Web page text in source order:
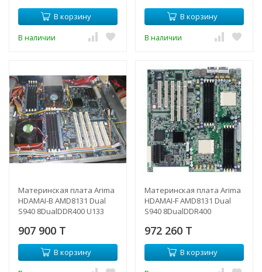
ATX 2000Mhz-40GCMG010-
D100-090(NEW)В корзину
В наличии
1000Mhz-HDAMA-F(NEW)
В корзину
В наличии
Материнская плата Arima
HDAMAI-B AMD8131 Dual
S940 8DualDDR400 U133
E-ATX 1000Mhz-HDAMAI-
B(NEW)
907 900 T
В корзину
Материнская плата Arima
HDAMAI-F AMD8131 Dual
S940 8DualDDR400
SVGA 2xGbLAN E-ATX
1000Mhz-HDAMAI-F(NEW)
972 260 T
В корзину